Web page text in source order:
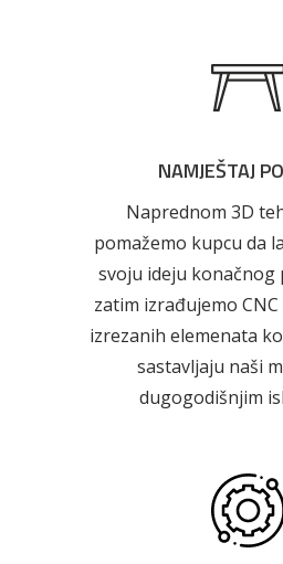
NAMJEŠTAJ
Naprednom 3D
pomažemo kupcu da
svoju ideju konačnog
zatim izrađujemo
izrezanih elemenata
sastavljaju naši
dugogodišnjim